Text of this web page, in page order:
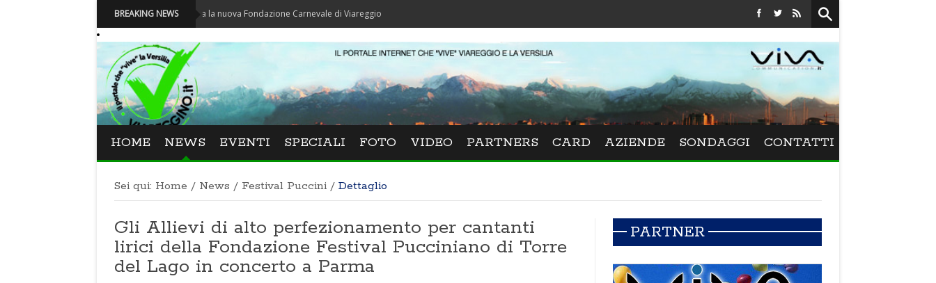
BREAKING NEWS
Carnevale - Nominata la nuova Fondazione Carnevale di Viareggio Festival La Versiliana - La direttrice lucchese Beatrice
HOME NEWS EVENTI SPECIALI FOTO VIDEO PARTNERS CARD AZIENDE SONDAGGI CONTATTI
Sei qui: Home / News / Festival Puccini / Dettaglio
Gli Allievi di alto perfezionamento per cantanti
lirici della Fondazione Festival Pucciniano di Torre
del Lago in concerto a Parma
PARTNER